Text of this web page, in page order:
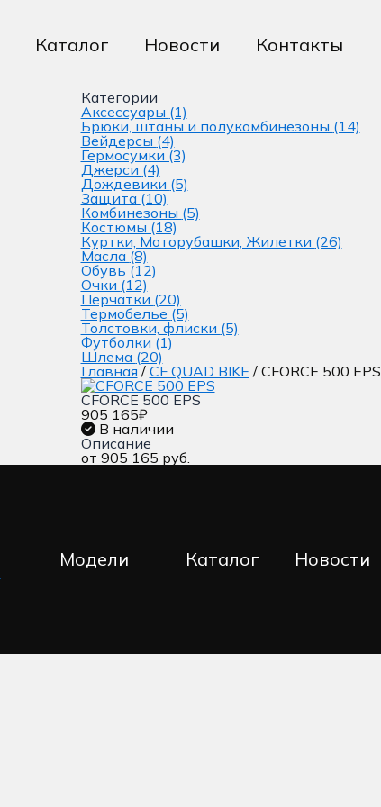
Каталог Новости Контакты
Категории
Аксессуары (1)
Брюки, штаны и полукомбинезоны (14)
Вейдерсы (4)
Гермосумки (3)
Джерси (4)
Дождевики (5)
Защита (10)
Комбинезоны (5)
Костюмы (18)
Куртки, Моторубашки, Жилетки (26)
Масла (8)
Обувь (12)
Очки (12)
Перчатки (20)
Термобелье (5)
Толстовки, флиски (5)
Футболки (1)
Шлема (20)
Главная / CF QUAD BIKE / CFORCE 500 EPS
CFORCE 500 EPS
905 165₽
В наличии
Описание
от 905 165 руб.
Модели Каталог Новости